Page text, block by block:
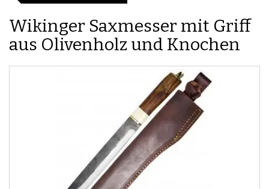
Wikinger Saxmesser mit Griff
aus Olivenholz und Knochen